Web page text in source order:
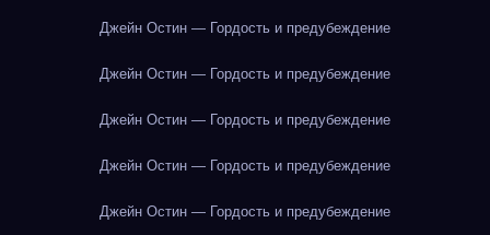
Джейн Остин — Гордость и предубеждение
Джейн Остин — Гордость и предубеждение
Джейн Остин — Гордость и предубеждение
Джейн Остин — Гордость и предубеждение
Джейн Остин — Гордость и предубеждение